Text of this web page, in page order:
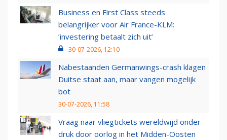
Business en First Class steeds
belangrijker voor Air France-KLM:
‘investering betaalt zich uit’
30-07-2026, 12:10
Nabestaanden Germanwings-crash klagen
Duitse staat aan, maar vangen mogelijk
bot
30-07-2026, 11:58
Vraag naar vliegtickets wereldwijd onder
druk door oorlog in het Midden-Oosten